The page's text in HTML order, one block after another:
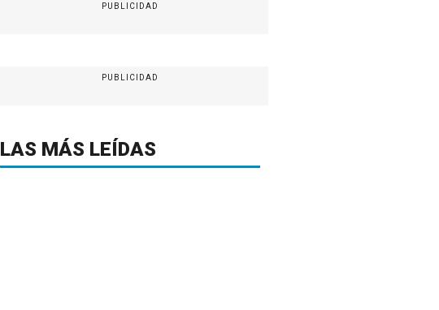
PUBLICIDAD
PUBLICIDAD
LAS MÁS LEÍDAS